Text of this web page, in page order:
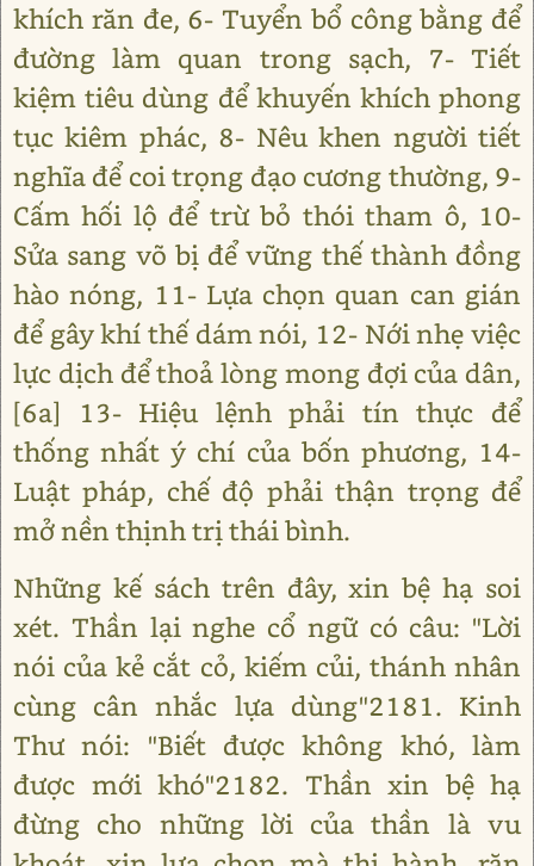
khích răn đe, 6- Tuyển bổ công bằng để
đường làm quan trong sạch, 7- Tiết
kiệm tiêu dùng để khuyến khích phong
tục kiêm phác, 8- Nêu khen người tiết
nghĩa để coi trọng đạo cương thường, 9-
Cấm hối lộ để trừ bỏ thói tham ô, 10-
Sửa sang võ bị để vững thế thành đồng
hào nóng, 11- Lựa chọn quan can gián
để gây khí thế dám nói, 12- Nới nhẹ việc
lực dịch để thoả lòng mong đợi của dân,
[6a] 13- Hiệu lệnh phải tín thực để
thống nhất ý chí của bốn phương, 14-
Luật pháp, chế độ phải thận trọng để
mở nền thịnh trị thái bình.
Những kế sách trên đây, xin bệ hạ soi
xét. Thần lại nghe cổ ngữ có câu: "Lời
nói của kẻ cắt cỏ, kiếm củi, thánh nhân
cùng cân nhắc lựa dùng"2181. Kinh
Thư nói: "Biết được không khó, làm
được mới khó"2182. Thần xin bệ hạ
đừng cho những lời của thần là vu